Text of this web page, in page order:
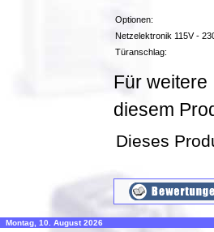
Optionen:
Netzelektronik 115V -
Türanschlag:
Für
diesem
Dieses
Montag, 10. August 2026